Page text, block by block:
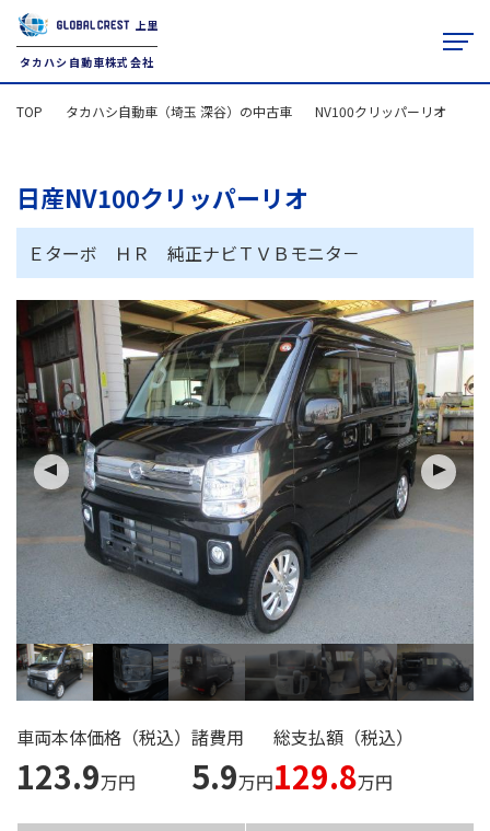
上里
タカハシ自動車株式会社
本社（上里店）
0495-33-2048
9:30-18:30
藤岡店
0274-22-2351
10:00-19:00
ご来店の 予約はこちら
タカハシ自動車の
求人情報はこちら
タカハシ自動車について
JU適正販売店
アフターサービス
レンタカー
お役立ち情報
TOP タカハシ自動車（埼玉 深谷）の中古車 NV100クリッパーリオ
日産NV100クリッパーリオ
Ｅターボ ＨＲ 純正ナビＴＶＢモニタ－
車両本体価格（税込）
123.9万円
諸費用
5.9万円
総支払額（税込）
129.8万円